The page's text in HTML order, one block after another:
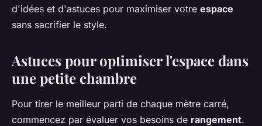
d'idées et d'astuces pour maximiser votre espace
sans sacrifier le style.
Astuces pour optimiser l'espace dans
une petite chambre
Pour tirer le meilleur parti de chaque mètre carré,
commencez par évaluer vos besoins de rangement.